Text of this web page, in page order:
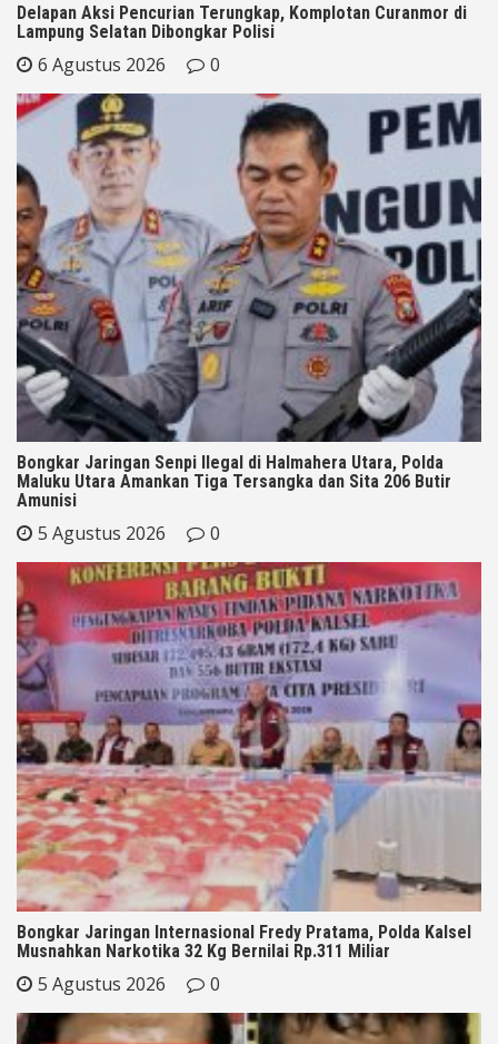
Delapan Aksi Pencurian Terungkap, Komplotan Curanmor di
Lampung Selatan Dibongkar Polisi
6 Agustus 2026 0
Bongkar Jaringan Senpi Ilegal di Halmahera Utara, Polda
Maluku Utara Amankan Tiga Tersangka dan Sita 206 Butir
Amunisi
5 Agustus 2026 0
Bongkar Jaringan Internasional Fredy Pratama, Polda Kalsel
Musnahkan Narkotika 32 Kg Bernilai Rp.311 Miliar
5 Agustus 2026 0